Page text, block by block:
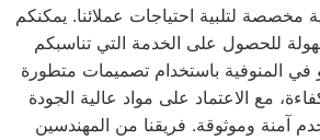
مخصصة لتلبية احتياجات عملائنا. يمكنكم
في المنوفية باستخدام تصميمات متطورة
مع الاعتماد على مواد عالية الجودة
آمنة وموثوقة. فريقنا من المهندسين